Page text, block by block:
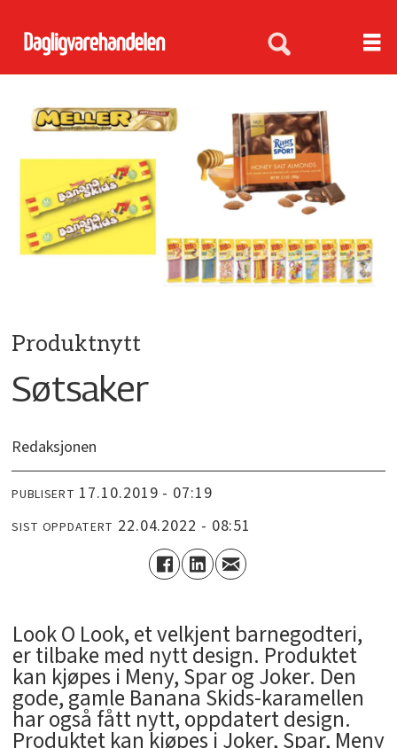
Produktnytt
Søtsaker
Redaksjonen
PUBLISERT 17.10.2019 - 07:19
SIST OPPDATERT 22.04.2022 - 08:51
Look O Look, et velkjent barnegodteri,
er tilbake med nytt design. Produktet
kan kjøpes i Meny, Spar og Joker. Den
gode, gamle Banana Skids-karamellen
har også fått nytt, oppdatert design.
Produktet kan kjøpes i Joker, Spar, Meny